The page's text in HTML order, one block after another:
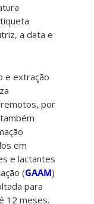
a data e
e extração
por
também
em
e lactantes
(GAAM)
para
12 meses.